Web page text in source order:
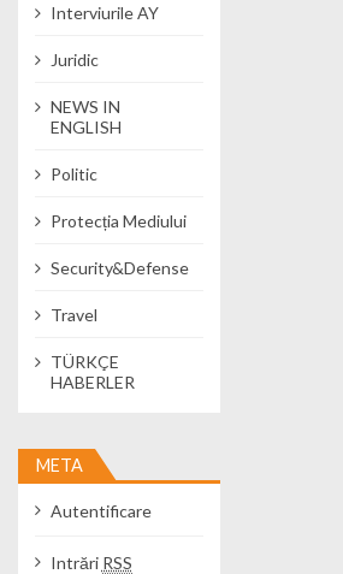
Interviurile AY
Juridic
NEWS IN
ENGLISH
Politic
Protecția Mediului
Security&Defense
Travel
TÜRKÇE
HABERLER
META
Autentificare
Intrări RSS